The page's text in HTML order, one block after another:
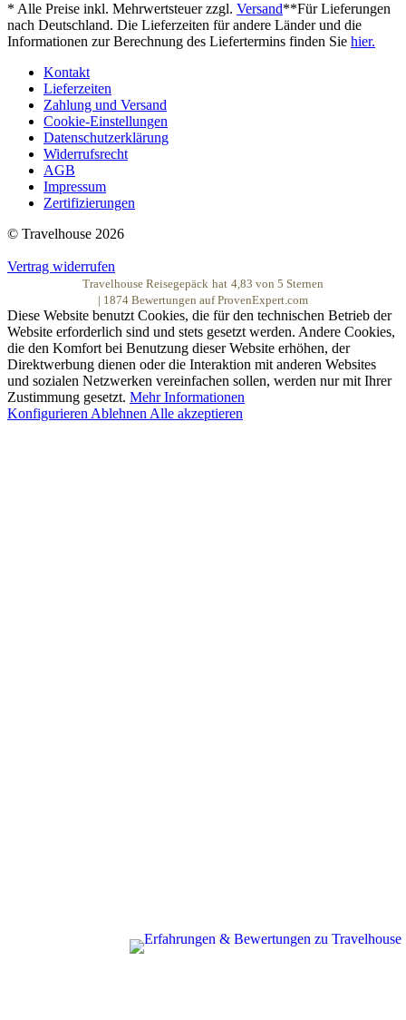
* Alle Preise inkl. Mehrwertsteuer zzgl. Versand**Für Lieferungen
nach Deutschland. Die Lieferzeiten für andere Länder und die
Informationen zur Berechnung des Liefertermins finden Sie hier.
Kontakt
Lieferzeiten
Zahlung und Versand
Cookie-Einstellungen
Datenschutzerklärung
Widerrufsrecht
AGB
Impressum
Zertifizierungen
© Travelhouse 2026
Vertrag widerrufen
Travelhouse Reisegepäck hat 4,83 von 5 Sternen
1874 Bewertungen auf ProvenExpert.com
Diese Website benutzt Cookies, die für den technischen Betrieb der
Website erforderlich sind und stets gesetzt werden. Andere Cookies,
die den Komfort bei Benutzung dieser Website erhöhen, der
Direktwerbung dienen oder die Interaktion mit anderen Websites
und sozialen Netzwerken vereinfachen sollen, werden nur mit Ihrer
Zustimmung gesetzt. Mehr Informationen
Konfigurieren Ablehnen Alle akzeptieren